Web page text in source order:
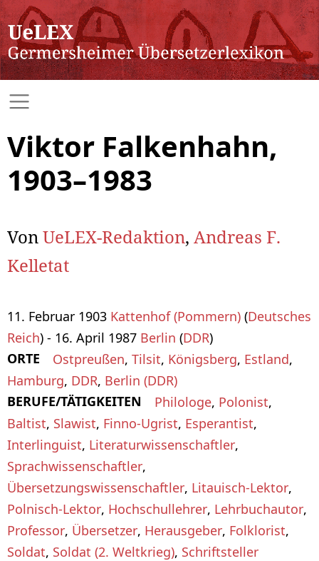
Viktor Falkenhahn,
1903–1983
VonUeLEX-Redaktion, Andreas F.
Kelletat
11. Februar 1903 Kattenhof (Pommern) (Deutsches
Reich) - 16. April 1987 Berlin (DDR)
ORTE Ostpreußen, Tilsit, Königsberg, Estland,
Hamburg, DDR, Berlin (DDR)
BERUFE/TÄTIGKEITEN Philologe, Polonist,
Baltist, Slawist, Finno-Ugrist, Esperantist,
Interlinguist, Literaturwissenschaftler,
Sprachwissenschaftler,
Übersetzungswissenschaftler, Litauisch-Lektor,
Polnisch-Lektor, Hochschullehrer, Lehrbuchautor,
Professor, Übersetzer, Herausgeber, Folklorist,
Soldat, Soldat (2. Weltkrieg), Schriftsteller